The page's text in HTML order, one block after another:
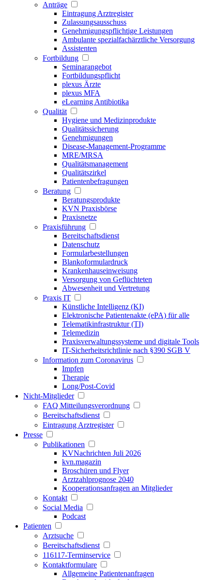
Anträge
Eintragung Arztregister
Zulassungsausschuss
Genehmigungspflichtige Leistungen
Ambulante spezialfachärztliche Versorgung
Assistenten
Fortbildung
Seminarangebot
Fortbildungspflicht
plexus Ärzte
plexus MFA
eLearning Antibiotika
Qualität
Hygiene und Medizinprodukte
Qualitätssicherung
Genehmigungen
Disease-Management-Programme
MRE/MRSA
Qualitätsmanagement
Qualitätszirkel
Patientenbefragungen
Beratung
Beratungsprodukte
KVN Praxisbörse
Praxisnetze
Praxisführung
Bereitschaftsdienst
Datenschutz
Formularbestellungen
Blankoformulardruck
Krankenhauseinweisung
Versorgung von Geflüchteten
Abwesenheit und Vertretung
Praxis IT
Künstliche Intelligenz (KI)
Elektronische Patientenakte (ePA) für alle
Telematikinfrastruktur (TI)
Telemedizin
Praxisverwaltungssysteme und digitale Tools
IT-Sicherheitsrichtlinie nach §390 SGB V
Information zum Coronavirus
Impfen
Therapie
Long/Post-Covid
Nicht-Mitglieder
FAQ Mitteilungsverordnung
Bereitschaftsdienst
Eintragung Arztregister
Presse
Publikationen
KVNachrichten Juli 2026
kvn.magazin
Broschüren und Flyer
Arztzahlprognose 2040
Kooperationsanfragen an Mitglieder
Kontakt
Social Media
Podcast
Patienten
Arztsuche
Bereitschaftsdienst
116117-Terminservice
Kontaktformulare
Allgemeine Patientenanfragen